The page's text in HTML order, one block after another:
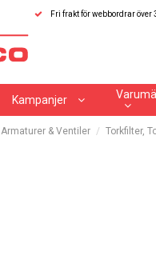
Fri frakt för webbordrar över
Kampanjer
Armaturer & Ventiler Torkfilter,